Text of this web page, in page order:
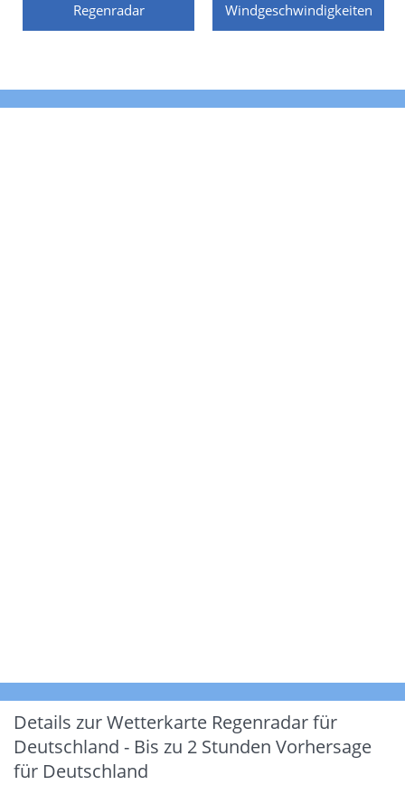
Regenradar Windgeschwindigkeiten
Details zur Wetterkarte Regenradar für
Deutschland - Bis zu 2 Stunden Vorhersage
für Deutschland